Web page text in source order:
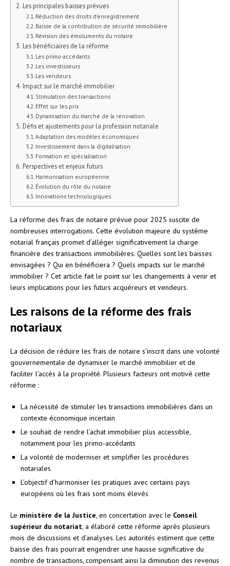
Les principales baisses prévues
Réduction des droits d’enregistrement
Baisse de la contribution de sécurité immobilière
Révision des émoluments du notaire
Les bénéficiaires de la réforme
Les primo-accédants
Les investisseurs
Les vendeurs
Impact sur le marché immobilier
Stimulation des transactions
Effet sur les prix
Dynamisation du marché de la rénovation
Défis et ajustements pour la profession notariale
Adaptation des modèles économiques
Investissement dans la digitalisation
Formation et spécialisation
Perspectives et enjeux futurs
Harmonisation européenne
Évolution du rôle du notaire
Innovations technologiques
La réforme des frais de notaire prévue pour 2025 suscite de
nombreuses interrogations. Cette évolution majeure du système
notarial français promet d’alléger significativement la charge
financière des transactions immobilières. Quelles sont les baisses
envisagées ? Qui en bénéficiera ? Quels impacts sur le marché
immobilier ? Cet article fait le point sur les changements à venir et
leurs implications pour les futurs acquéreurs et vendeurs.
Les raisons de la réforme des frais
notariaux
La décision de réduire les frais de notaire s’inscrit dans une volonté
gouvernementale de dynamiser le marché immobilier et de
faciliter l’accès à la propriété. Plusieurs facteurs ont motivé cette
réforme :
La nécessité de stimuler les transactions immobilières dans un
contexte économique incertain
Le souhait de rendre l’achat immobilier plus accessible,
notamment pour les primo-accédants
La volonté de moderniser et simplifier les procédures
notariales
L’objectif d’harmoniser les pratiques avec certains pays
européens où les frais sont moins élevés
Le ministère de la Justice , en concertation avec le Conseil
supérieur du notariat , a élaboré cette réforme après plusieurs
mois de discussions et d’analyses. Les autorités estiment que cette
baisse des frais pourrait engendrer une hausse significative du
nombre de transactions, compensant ainsi la diminution des revenus